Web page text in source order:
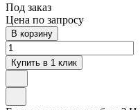
Под заказ
Цена по запросу
В корзину
Купить в 1 клик